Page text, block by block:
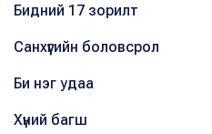
Бидний 17 зорилт
Санхүүгийн боловсрол
Би нэг удаа
Хүний багш